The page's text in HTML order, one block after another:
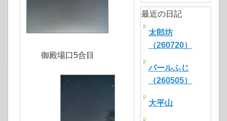
御殿場口5合目
最近の日記
太郎坊
（260720）
パールふじ
（260505）
大平山